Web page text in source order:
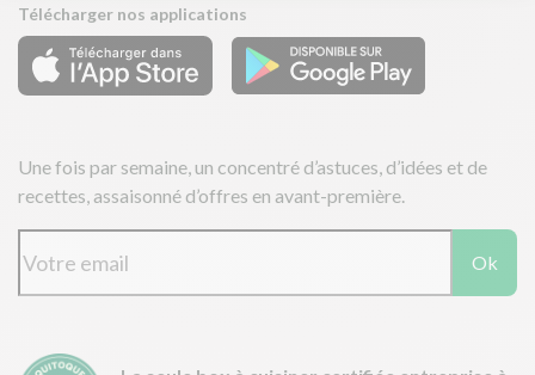
Télécharger nos applications
Une fois par semaine, un concentré d’astuces, d’idées et de
recettes, assaisonné d’offres en avant-première.
Ok